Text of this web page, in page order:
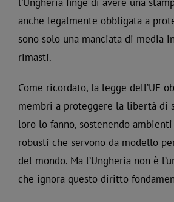
anche legalmente obbligata a
sono solo una manciata di media
rimasti.
Come ricordato, la legge dell’UE
membri a proteggere la libertà di
loro lo fanno, sostenendo
robusti che servono da modello
del mondo. Ma l’Ungheria non è
che ignora questo diritto